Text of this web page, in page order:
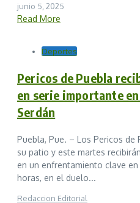
junio 5, 2025
Read More
Deportes
Pericos de Puebla
en serie importante
Serdán
Puebla, Pue. – Los Pericos de
su patio y este martes
en un enfrentamiento clave
horas, en el duelo...
Redaccion Editorial